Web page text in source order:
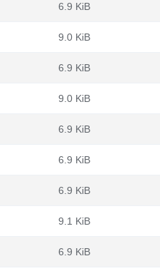
6.9 KiB
9.0 KiB
6.9 KiB
9.0 KiB
6.9 KiB
6.9 KiB
6.9 KiB
9.1 KiB
6.9 KiB